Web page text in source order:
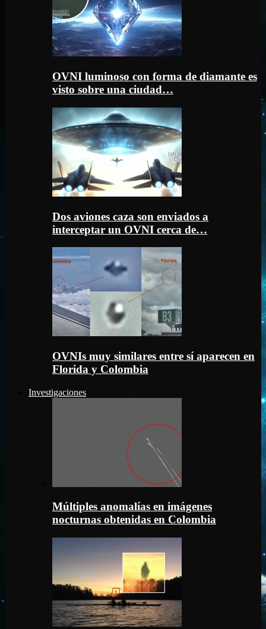
OVNI luminoso con forma de diamante es
visto sobre una ciudad…
Dos aviones caza son enviados a
interceptar un OVNI cerca de…
OVNIs muy similares entre sí aparecen en
Florida y Colombia
Investigaciones
Múltiples anomalías en imágenes
nocturnas obtenidas en Colombia